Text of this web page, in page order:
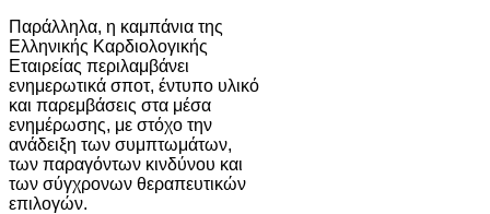
Παράλληλα, η καμπάνια της
Ελληνικής Καρδιολογικής
Εταιρείας περιλαμβάνει
ενημερωτικά σποτ, έντυπο υλικό
και παρεμβάσεις στα μέσα
ενημέρωσης, με στόχο την
ανάδειξη των συμπτωμάτων,
των παραγόντων κινδύνου και
των σύγχρονων θεραπευτικών
επιλογών.